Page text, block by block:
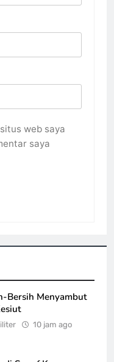
web saya
saya
Bersih Menyambut
10 jam ago